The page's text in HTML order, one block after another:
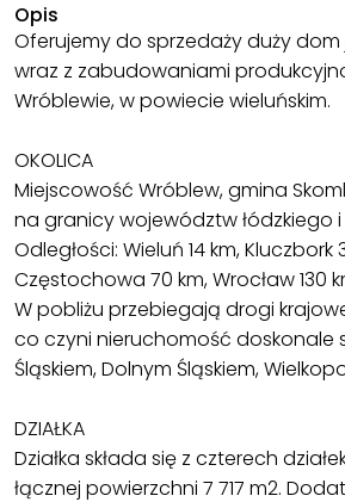
Opis
Oferujemy do sprzedaży duży
wraz z zabudowaniami
Wróblewie, w powiecie wieluńskim.
OKOLICA
Miejscowość Wróblew, gmina
na granicy województw łódzkiego
Odległości: Wieluń 14 km, Kluczbork
Częstochowa 70 km, Wrocław 130
W pobliżu przebiegają drogi krajowe:
co czyni nieruchomość doskonale
Śląskiem, Dolnym Śląskiem,
DZIAŁKA
Działka składa się z czterech
łącznej powierzchni 7 717 m2.